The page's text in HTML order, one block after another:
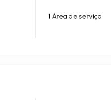
1 Área de serviço